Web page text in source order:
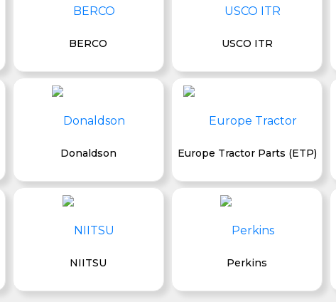
BERCO USCO ITR
Donaldson Europe Tractor Parts (ETP)
NIITSU Perkins